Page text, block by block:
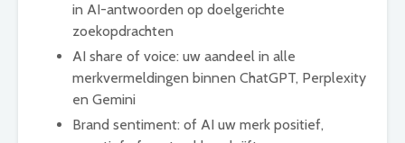
in AI-antwoorden op doelgerichte
zoekopdrachten
AI share of voice: uw aandeel in alle
merkvermeldingen binnen ChatGPT, Perplexity
en Gemini
Brand sentiment: of AI uw merk positief,